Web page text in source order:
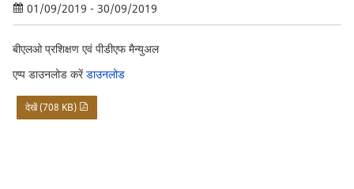
01/09/2019 - 30/09/2019
बीएलओ प्रशिक्षण एवं पीडीएफ मैन्युअल
एप्प डाउनलोड करेंडाउनलोड
देखें (708 KB)